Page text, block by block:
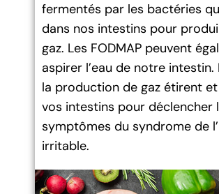
fermentés par les bactéries
dans nos intestins pour
gaz. Les FODMAP peuvent
aspirer l’eau de notre intestin.
la production de gaz étirent
vos intestins pour déclencher
symptômes du syndrome de
irritable.